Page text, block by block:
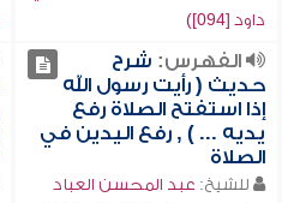
داود [094])
الفهرس: شرح
حديث ( رأيت رسول الله
إذا استفتح الصلاة رفع
يديه ... ) , رفع اليدين في
الصلاة
للشيخ: عبد المحسن العباد